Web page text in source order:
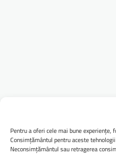
Pentru a oferi cele mai bune
Consimțământul pentru aceste
Neconsimțământul sau retragerea